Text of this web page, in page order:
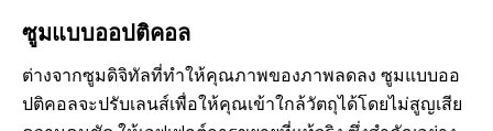
ซูมแบบออปติคอล
ต่างจากซูมดิจิทัลที่ทำให้คุณภาพของภาพลดลง ซูมแบบออ
ปติคอลจะปรับเลนส์เพื่อให้คุณเข้าใกล้วัตถุได้โดยไม่สูญเสีย